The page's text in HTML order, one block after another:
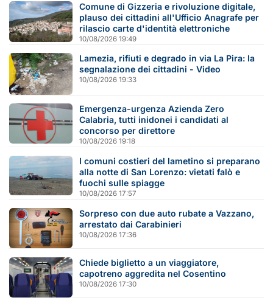
Comune di Gizzeria e rivoluzione digitale,
plauso dei cittadini all'Ufficio Anagrafe per
rilascio carte d'identità elettroniche
10/08/2026 19:49
Lamezia, rifiuti e degrado in via La Pira: la
segnalazione dei cittadini - Video
10/08/2026 19:33
Emergenza-urgenza Azienda Zero
Calabria, tutti inidonei i candidati al
concorso per direttore
10/08/2026 19:18
I comuni costieri del lametino si preparano
alla notte di San Lorenzo: vietati falò e
fuochi sulle spiagge
10/08/2026 17:57
Sorpreso con due auto rubate a Vazzano,
arrestato dai Carabinieri
10/08/2026 17:36
Chiede biglietto a un viaggiatore,
capotreno aggredita nel Cosentino
10/08/2026 17:30